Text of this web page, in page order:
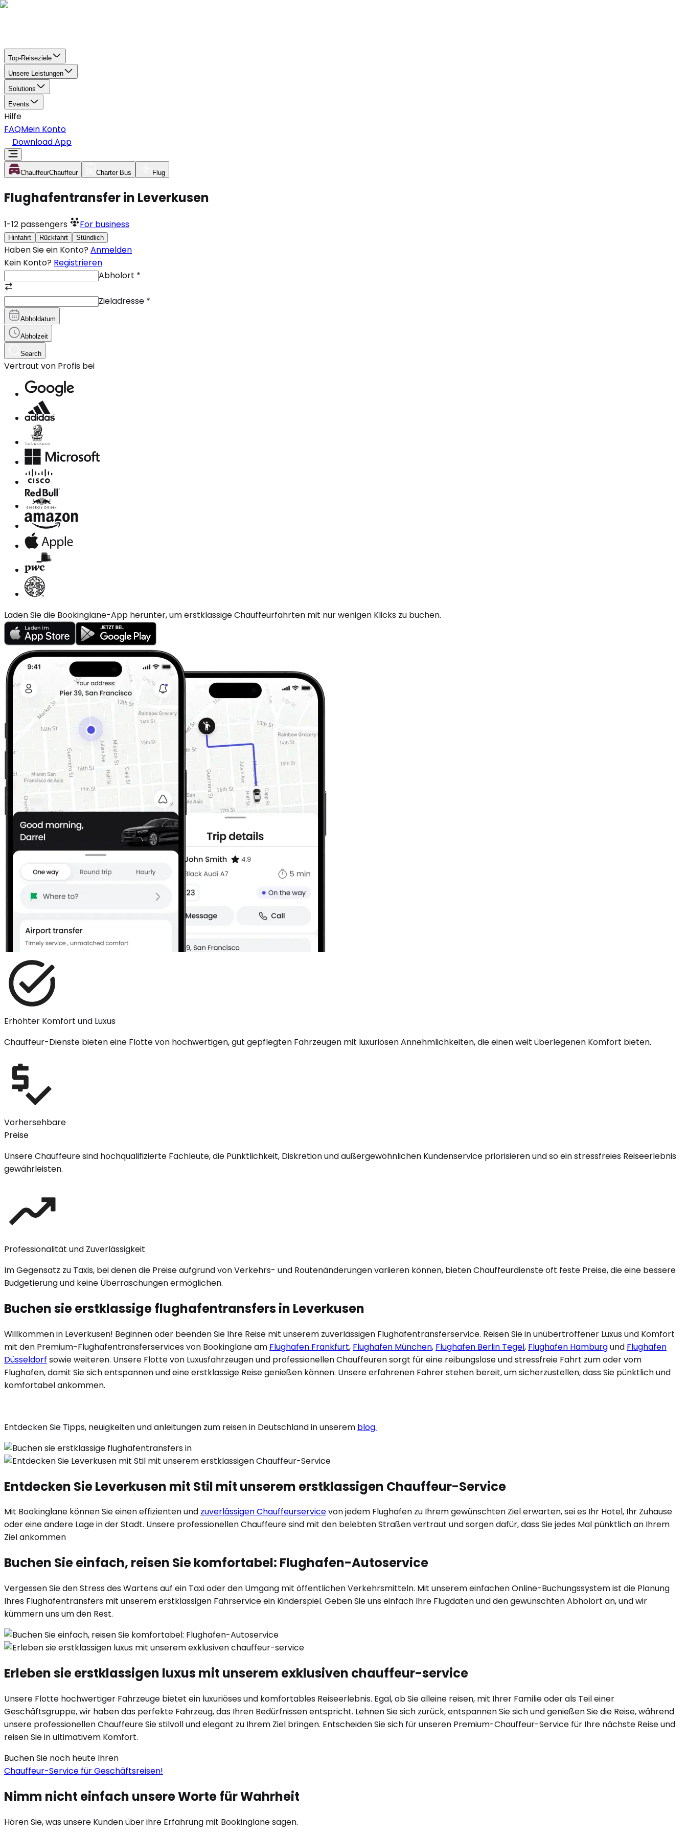
Top-Reiseziele
Unsere Leistungen
Solutions
Events
Hilfe
FAQMein Konto
Download App
ChauffeurChauffeur Charter Bus Flug
Flughafentransfer in Leverkusen
1-12 passengers For business
Hinfahrt Rückfahrt Stündlich
Haben Sie ein Konto? Anmelden
Kein Konto? Registrieren
Abholort *
Zieladresse *
Abholdatum
Abholzeit
Search
Vertraut von Profis bei
Laden Sie die Bookinglane-App herunter, um erstklassige Chauffeurfahrten mit nur wenigen Klicks zu buchen.
Erhöhter Komfort und Luxus
Chauffeur-Dienste bieten eine Flotte von hochwertigen, gut gepflegten Fahrzeugen mit luxuriösen Annehmlichkeiten, die einen weit überlegenen Komfort bieten.
Vorhersehbare
Preise
Unsere Chauffeure sind hochqualifizierte Fachleute, die Pünktlichkeit, Diskretion und außergewöhnlichen Kundenservice priorisieren und so ein stressfreies Reiseerlebnis
gewährleisten.
Professionalität und Zuverlässigkeit
Im Gegensatz zu Taxis, bei denen die Preise aufgrund von Verkehrs- und Routenänderungen variieren können, bieten Chauffeurdienste oft feste Preise, die eine bessere
Budgetierung und keine Überraschungen ermöglichen.
Buchen sie erstklassige flughafentransfers in Leverkusen
Willkommen in Leverkusen! Beginnen oder beenden Sie Ihre Reise mit unserem zuverlässigen Flughafentransferservice. Reisen Sie in unübertroffener Luxus und Komfort
mit den Premium-Flughafentransferservices von Bookinglane am Flughafen Frankfurt, Flughafen München, Flughafen Berlin Tegel, Flughafen Hamburgund Flughafen
Düsseldorf sowie weiteren. Unsere Flotte von Luxusfahrzeugen und professionellen Chauffeuren sorgt für eine reibungslose und stressfreie Fahrt zum oder vom
Flughafen, damit Sie sich entspannen und eine erstklassige Reise genießen können. Unsere erfahrenen Fahrer stehen bereit, um sicherzustellen, dass Sie pünktlich und
komfortabel ankommen.
Entdecken Sie Tipps, neuigkeiten und anleitungen zum reisen in Deutschland in unserem blog.
Entdecken Sie Leverkusen mit Stil mit unserem erstklassigen Chauffeur-Service
Mit Bookinglane können Sie einen effizienten und zuverlässigen Chauffeurservicevon jedem Flughafen zu Ihrem gewünschten Ziel erwarten, sei es Ihr Hotel, Ihr Zuhause
oder eine andere Lage in der Stadt. Unsere professionellen Chauffeure sind mit den belebten Straßen vertraut und sorgen dafür, dass Sie jedes Mal pünktlich an Ihrem
Ziel ankommen
Buchen Sie einfach, reisen Sie komfortabel: Flughafen-Autoservice
Vergessen Sie den Stress des Wartens auf ein Taxi oder den Umgang mit öffentlichen Verkehrsmitteln. Mit unserem einfachen Online-Buchungssystem ist die Planung
Ihres Flughafentransfers mit unserem erstklassigen Fahrservice ein Kinderspiel. Geben Sie uns einfach Ihre Flugdaten und den gewünschten Abholort an, und wir
kümmern uns um den Rest.
Erleben sie erstklassigen luxus mit unserem exklusiven chauffeur-service
Unsere Flotte hochwertiger Fahrzeuge bietet ein luxuriöses und komfortables Reiseerlebnis. Egal, ob Sie alleine reisen, mit Ihrer Familie oder als Teil einer
Geschäftsgruppe, wir haben das perfekte Fahrzeug, das Ihren Bedürfnissen entspricht. Lehnen Sie sich zurück, entspannen Sie sich und genießen Sie die Reise, während
unsere professionellen Chauffeure Sie stilvoll und elegant zu Ihrem Ziel bringen. Entscheiden Sie sich für unseren Premium-Chauffeur-Service für Ihre nächste Reise und
reisen Sie in ultimativem Komfort.
Buchen Sie noch heute Ihren
Chauffeur-Service für Geschäftsreisen!
Nimm nicht einfach unsere Worte für Wahrheit
Hören Sie, was unsere Kunden über ihre Erfahrung mit Bookinglane sagen.